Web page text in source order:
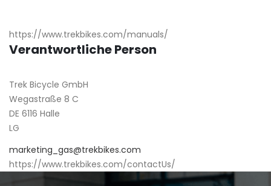
https://www.trekbikes.com/manuals/
Verantwortliche Person
Trek Bicycle GmbH
Wegastraße 8 C
DE 6116 Halle
LG
marketing_gas@trekbikes.com
https://www.trekbikes.com/contactUs/